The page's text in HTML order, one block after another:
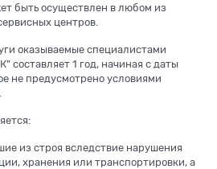
быть осуществлен в любом из
центров.
оказываемые специалистами
1 год, начиная с даты
не предусмотрено условиями
из строя вследствие нарушения
хранения или транспортировки, а